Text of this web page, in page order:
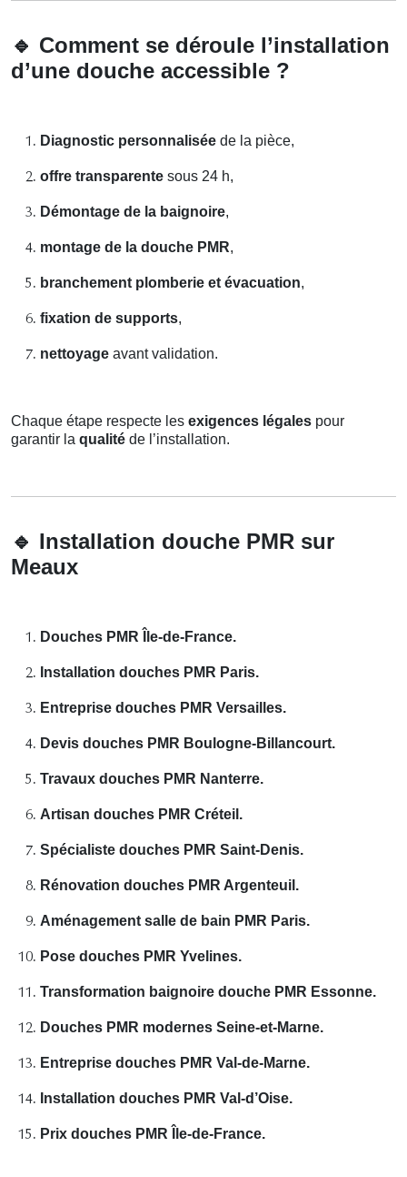
🔹 Comment se déroule l’installation
d’une douche accessible ?
Diagnostic personnalisée de la pièce,
offre transparente sous 24 h,
Démontage de la baignoire,
montage de la douche PMR,
branchement plomberie et évacuation,
fixation de supports,
nettoyage avant validation.
Chaque étape respecte les exigences légales pour
garantir la qualité de l’installation.
🔹 Installation douche PMR sur
Meaux
Douches PMR Île-de-France.
Installation douches PMR Paris.
Entreprise douches PMR Versailles.
Devis douches PMR Boulogne-Billancourt.
Travaux douches PMR Nanterre.
Artisan douches PMR Créteil.
Spécialiste douches PMR Saint-Denis.
Rénovation douches PMR Argenteuil.
Aménagement salle de bain PMR Paris.
Pose douches PMR Yvelines.
Transformation baignoire douche PMR Essonne.
Douches PMR modernes Seine-et-Marne.
Entreprise douches PMR Val-de-Marne.
Installation douches PMR Val-d’Oise.
Prix douches PMR Île-de-France.